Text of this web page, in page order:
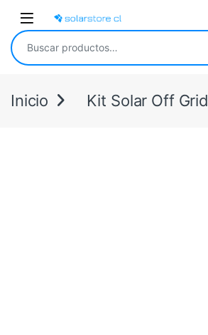
Open
Buscar por:
Inicio Kit Solar Off Grid